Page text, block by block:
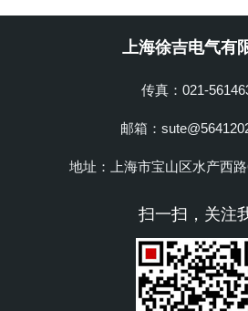
上海徐吉电气有
传真：021-
邮箱：
地址：上海市宝山区水产西
扫一扫，关注